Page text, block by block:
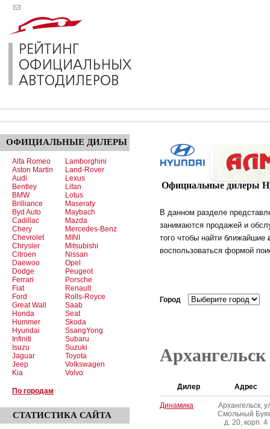
ОФИЦИАЛЬНЫЕ ДИЛЕРЫ
Alfa Romeo
Aston Martin
Audi
Bentley
BMW
Brilliance
Byd Auto
Cadillac
Chery
Chevrolet
Chrysler
Citroen
Daewoo
Dodge
Ferrari
Fiat
Ford
Great Wall
Honda
Hummer
Hyundai
Infiniti
Isuzu
Jaguar
Jeep
Kia
Lamborghini
Land-Rover
Lexus
Lifan
Lotus
Maseraty
Maybach
Mazda
Mercedes-Benz
MINI
Mitsubishi
Nissan
Opel
Peugeot
Porsche
Renault
Rolls-Royce
Saab
Seat
Skoda
SsangYong
Subaru
Suzuki
Toyota
Volkswagen
Volvo
По городам
СТАТИСТИКА САЙТА
Официальные дилеры
В данном разделе
занимаются продажей и
того чтобы найти ближайшие
воспользоваться формой
Город
Архангельск
Дилер Адрес
Динамика
Архангельск,
Смольный
д. 20, корп. 4